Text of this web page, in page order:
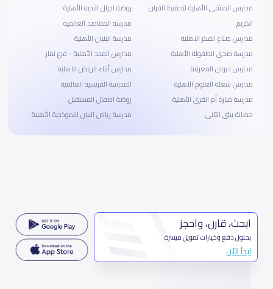
مدارس المنتقى الأهلية لتحفيظ القران
الكريم
مدارس صناع الفكر الاهلية
مدرسة صدى الطفولة الأهلية
مدارس ديوان المعرفة
مدارس شعلة العلوم الاهلية
مدرسة منارة أم القرى الأهلية
حضانة بيتى الثانى
روضة اجيال النخبة الأهلية
مدرسة المقاصد العالمية
مدرسة البنيان الأهلية
مدارس المجد الأهلية - فرع نمار
مدارس أبناء الرياض الاهلية
المدرسة الفرنسية العالمية
روضة اطفال المستقبل
مدرسة رياض البيان النموذجية الأهلية
ابحث، قارن، واحجز
بحلول دفع وخيارات تمويل ميسرة
ابدأ الآن